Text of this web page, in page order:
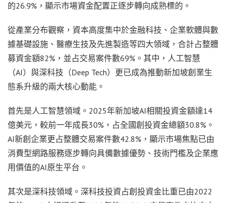
的26.9%，顯示市場資金配置正逐步轉向成熟標的。
從產業分布觀察，資本高度集中於金融科技、企業軟體與數
據基礎設施、醫療生技及先進製造等四大領域，合計占整體
募資金額82%，並占交易案件數69%。其中，人工智慧
（AI）與深科技（Deep Tech）更已成為推動新加坡創業生
態系升級的兩大核心動能。
首先是人工智慧領域。2025年新加坡AI相關投資金額達14
億美元，較前一年成長30%，占全國創投資金總額30.8%。
AI新創企業更占整體交易案件數42.8%，顯示市場焦點已由
消費型網路服務逐步轉向具備數據優勢、技術門檻及企業應
用價值的AI原生平台。
其次是深科技領域。深科技投資占創投資金比重已由2022